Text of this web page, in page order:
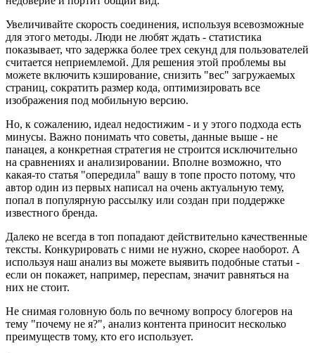
Увеличивайте скорость соединения, используя всевозможные
для этого методы. Люди не любят ждать - статистика
показывает, что задержка более трех секунд для пользователей
считается неприемлемой. Для решения этой проблемы вы
можете включить кэширование, снизить "вес" загружаемых
страниц, сократить размер кода, оптимизировать все
изображения под мобильную версию.
Но, к сожалению, идеал недостижим - и у этого подхода есть
минусы. Важно понимать что советы, данные выше - не
панацея, а конкретная стратегия не строится исключительно
на сравнениях и анализировании. Вполне возможно, что
какая-то статья "опередила" вашу в топе просто потому, что
автор один из первых написал на очень актуальную тему,
попал в популярную рассылку или создан при поддержке
известного бренда.
Далеко не всегда в топ попадают действительно качественные
тексты. Конкурировать с ними не нужно, скорее наоборот. А
используя наш анализ вы можете выявить подобные статьи -
если он покажет, например, переспам, значит равняться на
них не стоит.
Не снимая головную боль по вечному вопросу блогеров на
тему "почему не я?", анализ контента приносит несколько
преимуществ тому, кто его использует.